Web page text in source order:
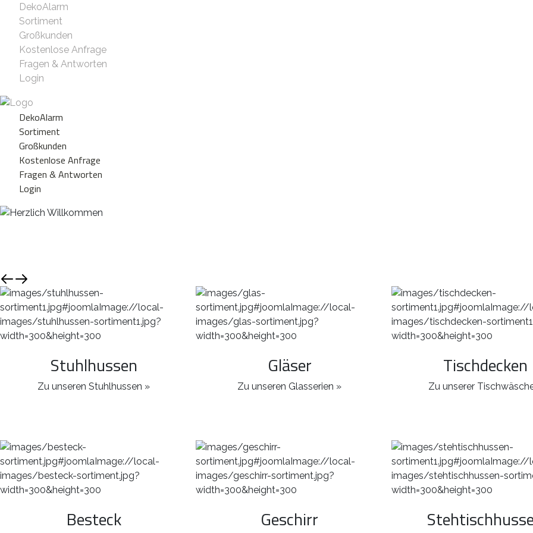
DekoAlarm
Sortiment
Großkunden
Kostenlose Anfrage
Fragen & Antworten
Login
DekoAlarm
Sortiment
Großkunden
Kostenlose Anfrage
Fragen & Antworten
Login
Stuhlhussen
Zu unseren Stuhlhussen »
Gläser
Zu unseren Glasserien »
Tischdecken
Zu unserer
Besteck Geschirr